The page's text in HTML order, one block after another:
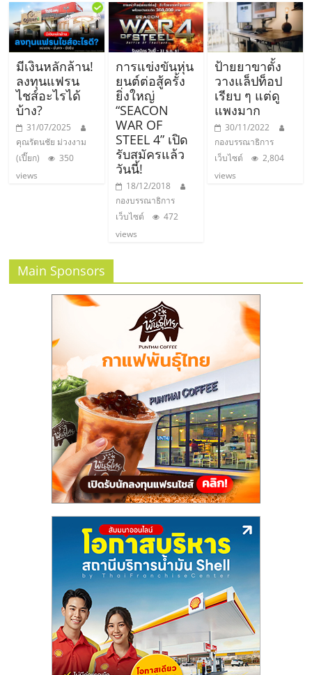
มีเงินหลักล้าน!
ลงทุนแฟรน
ไชส์อะไรได้
บ้าง?
31/07/2025
คุณรัตนชัย ม่วงงาม
(เปี๊ยก)
350
views
การแข่งขันหุ่น
ยนต์ต่อสู้ครั้ง
ยิ่งใหญ่
“SEACON
WAR OF
STEEL 4” เปิด
รับสมัครแล้ว
วันนี้!
18/12/2018
กองบรรณาธิการ
เว็บไซต์
472
views
ป้ายยาขาตั้ง
วางแล็ปท็อป
เรียบ ๆ แต่ดู
แพงมาก
30/11/2022
กองบรรณาธิการ
เว็บไซต์
2,804
views
Main Sponsors